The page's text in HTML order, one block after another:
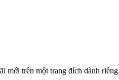
mới trên một trang đích dành riêng.